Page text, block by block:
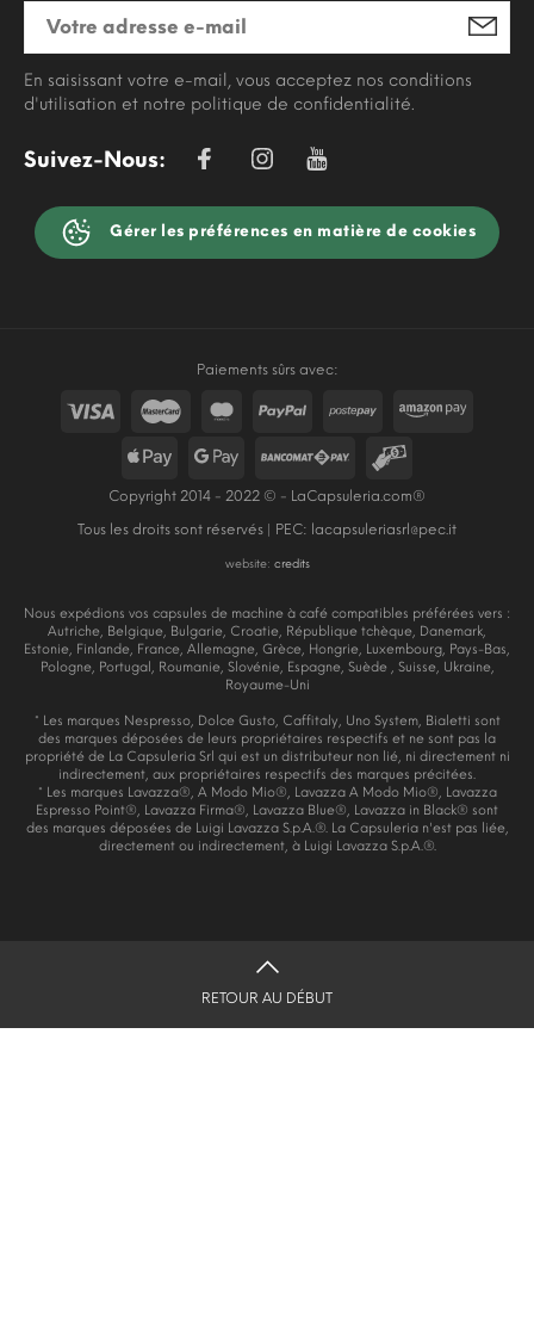
En saisissant votre e-mail, vous acceptez nos conditions
d'utilisation et notre politique de confidentialité.
Suivez-Nous:
Gérer les préférences en matière de cookies
Paiements sûrs avec:
Copyright 2014 - 2022 © - LaCapsuleria.com®
Tous les droits sont réservés | PEC: lacapsuleriasrl@pec.it
website: credits
Nous expédions vos capsules de machine à café compatibles préférées vers :
Autriche, Belgique, Bulgarie, Croatie, République tchèque, Danemark,
Estonie, Finlande, France, Allemagne, Grèce, Hongrie, Luxembourg, Pays-Bas,
Pologne, Portugal, Roumanie, Slovénie, Espagne, Suède , Suisse, Ukraine,
Royaume-Uni
* Les marques Nespresso, Dolce Gusto, Caffitaly, Uno System, Bialetti sont
des marques déposées de leurs propriétaires respectifs et ne sont pas la
propriété de La Capsuleria Srl qui est un distributeur non lié, ni directement ni
indirectement, aux propriétaires respectifs des marques précitées.
* Les marques Lavazza®, A Modo Mio®, Lavazza A Modo Mio®, Lavazza
Espresso Point®, Lavazza Firma®, Lavazza Blue®, Lavazza in Black® sont
des marques déposées de Luigi Lavazza S.p.A.®. La Capsuleria n'est pas liée,
directement ou indirectement, à Luigi Lavazza S.p.A.®.
RETOUR AU DÉBUT